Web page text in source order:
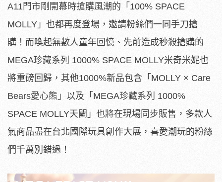
A11門市剛開幕時搶購風潮的「100% SPACE
MOLLY」也都再度登場，邀請粉絲們一同手刀搶
購！而喚起無數人童年回憶、先前造成秒殺搶購的
MEGA珍藏系列 1000% SPACE MOLLY米奇米妮也
將重磅回歸，其他1000%新品包含「MOLLY × Care
Bears愛心熊」以及「MEGA珍藏系列 1000%
SPACE MOLLY天闕」也將在現場同步販售，多款人
氣商品盡在台北國際玩具創作大展，喜愛潮玩的粉絲
們千萬別錯過！